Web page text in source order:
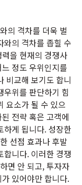
의 격차를 더욱 벌
와의 격차를 좁힐 수
을 현재의 경쟁사
정도 우위인지를
비교해 보기도 합니
우위를 판단하기 힘
요소가 될 수 있으
전략 혹은 고객에
하게 됩니다. 성장한
선점 효과나 후발
합니다. 이러한 경쟁
면 안 되고, 투자자
있어야만 합니다.